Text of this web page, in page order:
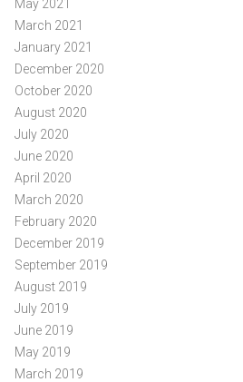
May 2021
March 2021
January 2021
December 2020
October 2020
August 2020
July 2020
June 2020
April 2020
March 2020
February 2020
December 2019
September 2019
August 2019
July 2019
June 2019
May 2019
March 2019